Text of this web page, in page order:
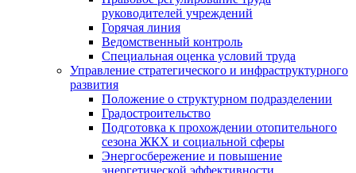
руководителей учреждений
Горячая линия
Ведомственный контроль
Специальная оценка условий труда
Управление стратегического и инфраструктурного
развития
Положение о структурном подразделении
Градостроительство
Подготовка к прохождении отопительного
сезона ЖКХ и социальной сферы
Энергосбережение и повышение
энергетической эффективности